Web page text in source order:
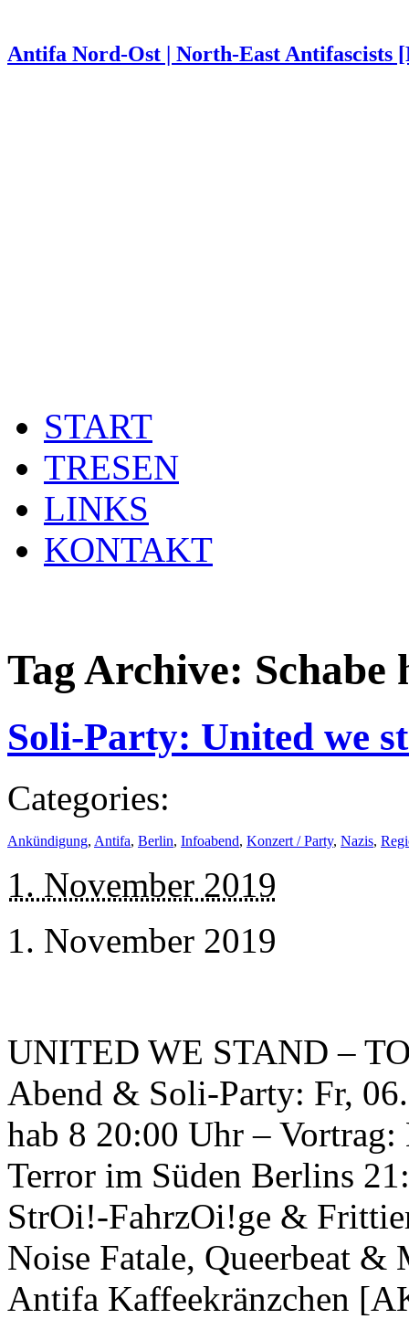
Antifa Nord-Ost | North-East Antifascists
START
TRESEN
LINKS
KONTAKT
Tag Archive: Schabe
Soli-Party: United we
Categories:
Ankündigung, Antifa, Berlin, Infoabend, Konzert / Party, Nazis,
1. November 2019
1. November 2019
UNITED WE STAND –
Abend & Soli-Party: Fr,
hab 8 20:00 Uhr –
Terror im Süden Berlins
StrOi!-FahrzOi!ge &
Noise Fatale, Queerbeat
Antifa Kaffeekränzchen